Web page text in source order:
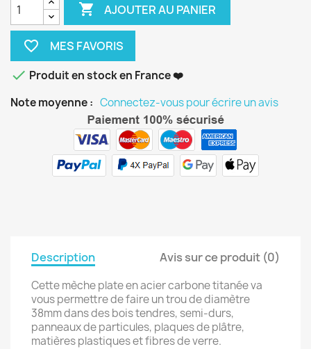
 AJOUTER AU PANIER
favorite_border
 Produit en stock en France ❤️
Note moyenne : Connectez-vous pour écrire un avis
Description Avis sur ce produit (0)
Cette mèche plate en acier carbone titanée va
vous permettre de faire un trou de diamètre
38mm dans des bois tendres, semi-durs,
panneaux de particules, plaques de plâtre,
matières plastiques et fibres de verre.